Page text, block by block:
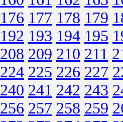
176 177 178 179
192 193 194 195
208 209 210 211
224 225 226 227
240 241 242 243
256 257 258 259